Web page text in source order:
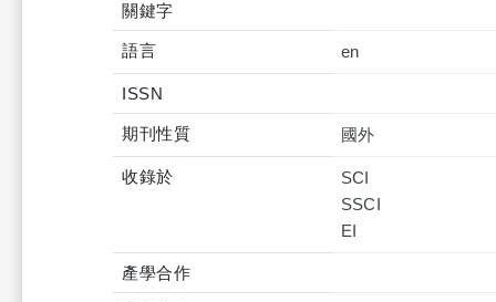
關鍵字
語言 en
ISSN
期刊性質 國外
收錄於
SCI
SSCI
產學合作